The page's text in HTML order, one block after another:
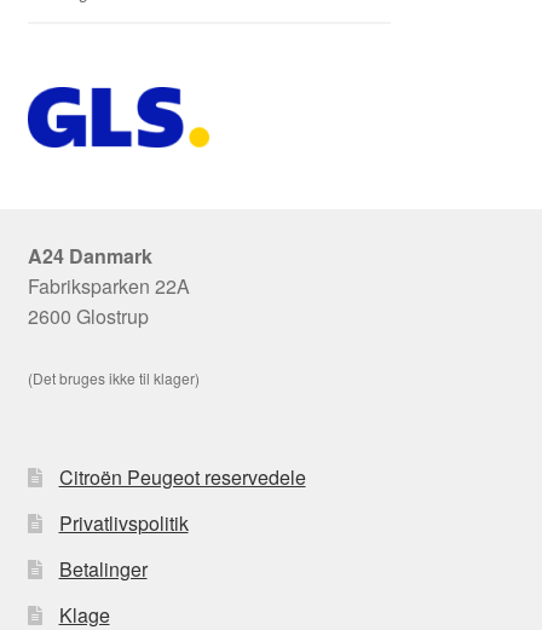
A24 Danmark
Fabriksparken 22A
2600 Glostrup
(Det bruges ikke til klager)
Citroën Peugeot reservedele
Privatlivspolitik
Betalinger
Klage